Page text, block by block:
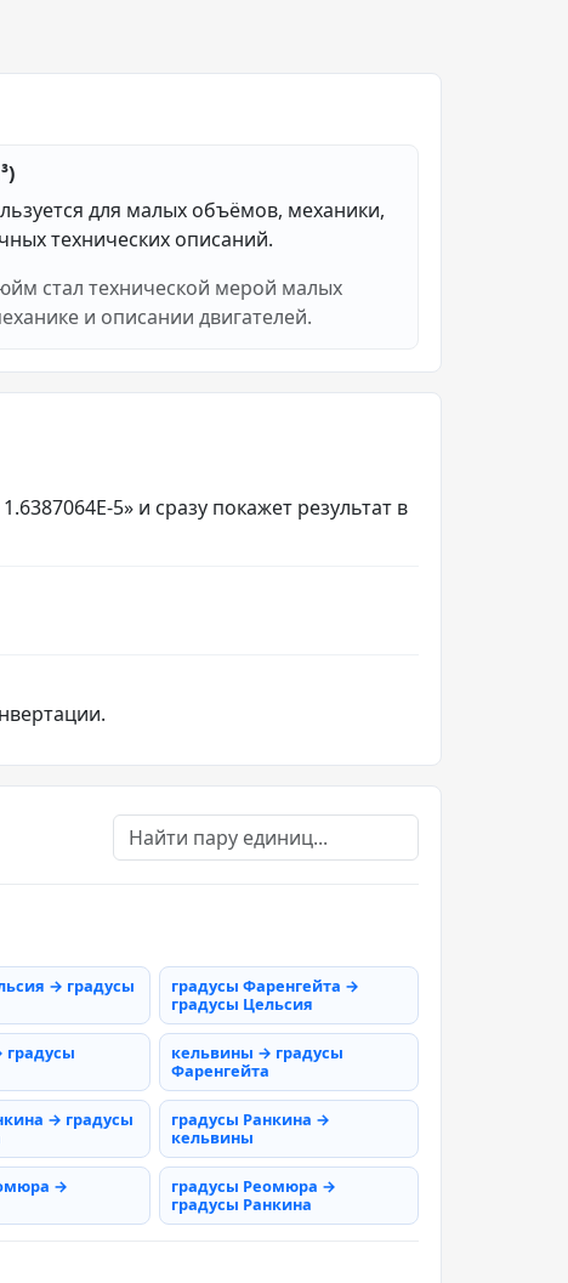
для малых объёмов, механики,
технических описаний.
стал технической мерой малых
и описании двигателей.
5» и сразу покажет результат в
→ градусы
градусы Фаренгейта →
градусы Цельсия
кельвины → градусы
Фаренгейта
→ градусы
градусы Ранкина →
кельвины
→
градусы Реомюра →
градусы Ранкина